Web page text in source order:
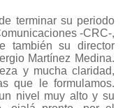
terminar su periodo
-CRC-,
también su director
Martínez Medina.
y mucha claridad,
que le formulamos.
nivel muy alto y su